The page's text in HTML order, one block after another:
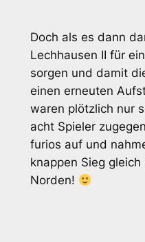
Doch als es dann
Lechhausen II für
sorgen und damit
einen erneuten
waren plötzlich nur
acht Spieler
furios auf und
knappen Sieg
Norden!